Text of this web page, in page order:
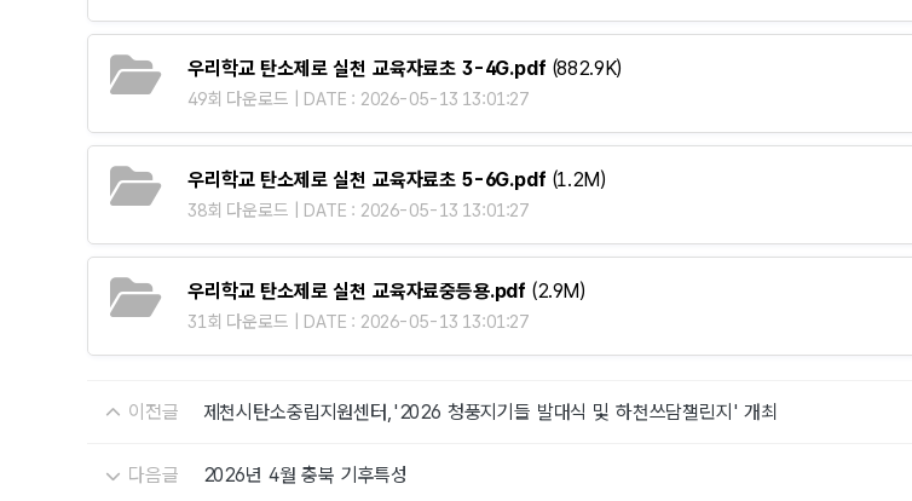
우리학교 탄소제로 실천 교육자료초 3-4G.pdf (882.9K)
49회 다운로드 | DATE : 2026-05-13 13:01:27
우리학교 탄소제로 실천 교육자료초 5-6G.pdf (1.2M)
38회 다운로드 | DATE : 2026-05-13 13:01:27
우리학교 탄소제로 실천 교육자료중등용.pdf (2.9M)
31회 다운로드 | DATE : 2026-05-13 13:01:27
이전글 제천시탄소중립지원센터,'2026 청풍지기들 발대식 및 하천쓰담챌린지' 개최
다음글 2026년 4월 충북 기후특성